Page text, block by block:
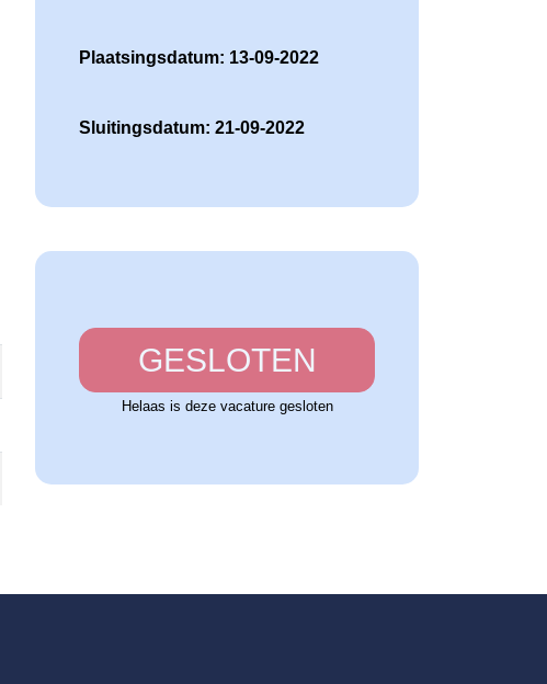
Plaatsingsdatum: 13-09-2022
Sluitingsdatum: 21-09-2022
GESLOTEN
Helaas is deze vacature gesloten